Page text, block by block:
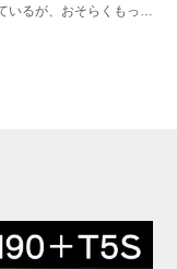
いるが、おそらくもっと
て際立っているのが本作
に出くわした、ケーブル
ェームズ･ウッズ）の怪
ー） 常に新しい衝撃を
映...